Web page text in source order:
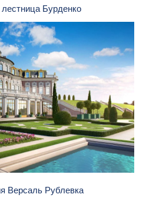
Бурденко
Версаль Рублевка